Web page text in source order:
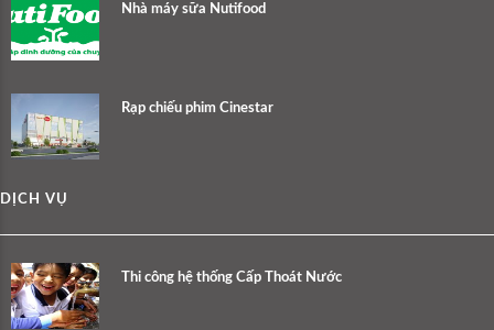
Nhà máy sữa Nutifood
Rạp chiếu phim Cinestar
DỊCH VỤ
Thi công hệ thống Cấp Thoát Nước